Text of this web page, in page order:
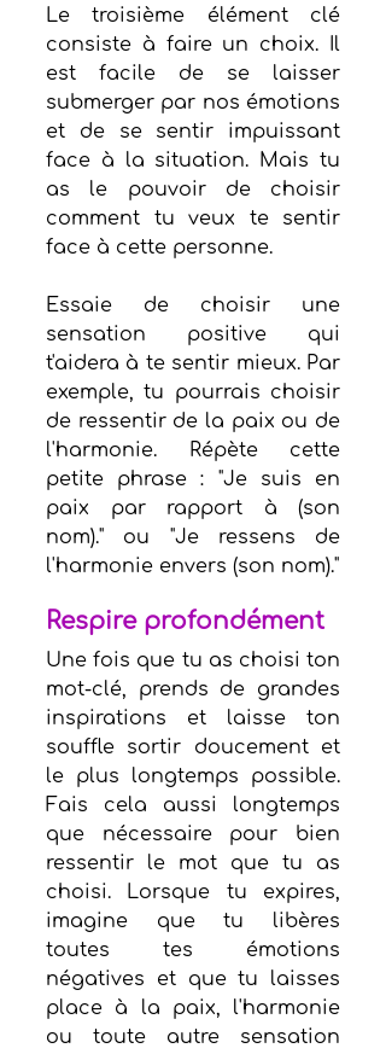
Le troisième élément clé
consiste à faire un choix. Il
est facile de se laisser
submerger par nos émotions
et de se sentir impuissant
face à la situation. Mais tu
as le pouvoir de choisir
comment tu veux te sentir
face à cette personne.
Essaie de choisir une
sensation positive qui
t'aidera à te sentir mieux. Par
exemple, tu pourrais choisir
de ressentir de la paix ou de
l'harmonie. Répète cette
petite phrase : "Je suis en
paix par rapport à (son
nom)." ou "Je ressens de
l'harmonie envers (son nom)."
Respire profondément
Une fois que tu as choisi ton
mot-clé, prends de grandes
inspirations et laisse ton
souffle sortir doucement et
le plus longtemps possible.
Fais cela aussi longtemps
que nécessaire pour bien
ressentir le mot que tu as
choisi. Lorsque tu expires,
imagine que tu libères
toutes tes émotions
négatives et que tu laisses
place à la paix, l'harmonie
ou toute autre sensation